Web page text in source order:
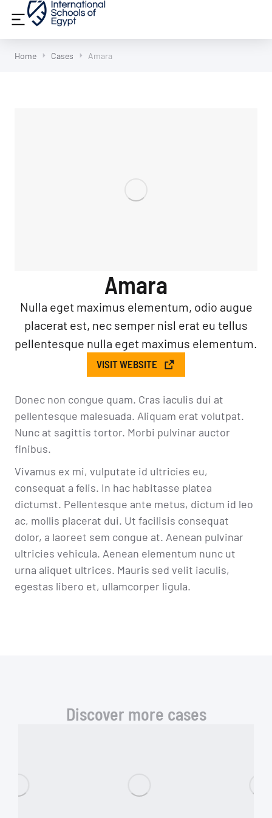
Home Cases Amara
Amara
Nulla eget maximus elementum, odio augue
placerat est, nec semper nisl erat eu tellus
pellentesque nulla eget maximus elementum.
VISIT WEBSITE
Donec non congue quam. Cras iaculis dui at
pellentesque malesuada. Aliquam erat volutpat.
Nunc at sagittis tortor. Morbi pulvinar auctor
finibus.
Vivamus ex mi, vulputate id ultricies eu,
consequat a felis. In hac habitasse platea
dictumst. Pellentesque ante metus, dictum id leo
ac, mollis placerat dui. Ut facilisis consequat
dolor, a laoreet sem congue at. Aenean pulvinar
ultricies vehicula. Aenean elementum nunc ut
urna aliquet ultrices. Mauris sed velit iaculis,
egestas libero et, ullamcorper ligula.
Discover more cases